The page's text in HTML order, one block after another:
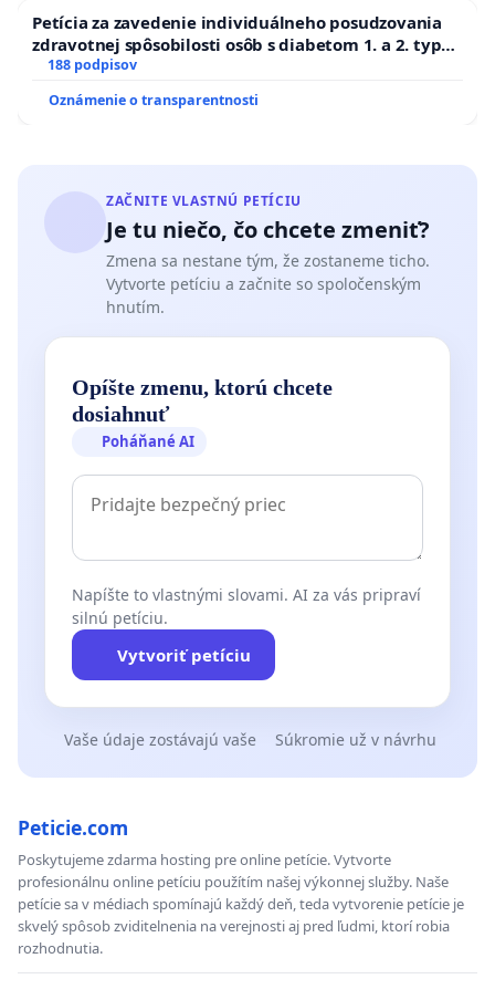
Petícia za zavedenie individuálneho posudzovania
zdravotnej spôsobilosti osôb s diabetom 1. a 2. typu
pri prijímaní do Policajného zboru SR
188 podpisov
Oznámenie o transparentnosti
ZAČNITE VLASTNÚ PETÍCIU
Je tu niečo, čo chcete zmeniť?
Zmena sa nestane tým, že zostaneme ticho.
Vytvorte petíciu a začnite so spoločenským
hnutím.
Opíšte zmenu, ktorú chcete
dosiahnuť
Poháňané AI
Napíšte to vlastnými slovami. AI za vás pripraví
silnú petíciu.
Vytvoriť petíciu
Vaše údaje zostávajú vaše Súkromie už v návrhu
Peticie.com
Poskytujeme zdarma hosting pre online petície. Vytvorte
profesionálnu online petíciu použítím našej výkonnej služby. Naše
petície sa v médiach spomínajú každý deň, teda vytvorenie petície je
skvelý spôsob zviditelnenia na verejnosti aj pred ľudmi, ktorí robia
rozhodnutia.